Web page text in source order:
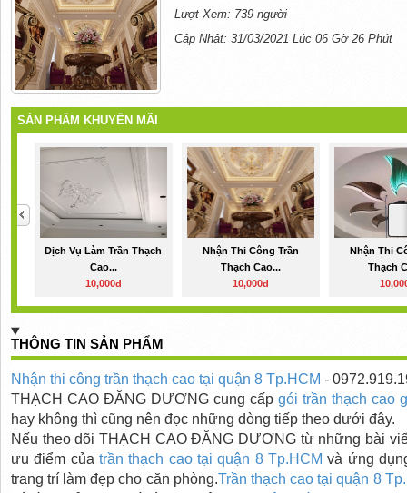
Lượt Xem: 739 người
Cập Nhật: 31/03/2021 Lúc 06 Gờ 26 Phút
SẢN PHẨM KHUYẾN MÃI
Dịch Vụ Làm Trần Thạch
Cao...
10,000đ
Nhận Thi Công Trần
Thạch Cao...
10,000đ
Nhận Thi
Thạch
THÔNG TIN SẢN PHẨM
Nhận thi công trần thạch cao tại quận 8 Tp.HCM -
THẠCH CAO ĐĂNG DƯƠNG cung cấpgói trần thạch cao
hay không thì cũng nên đọc những dòng tiếp theo dưới đây.
Nếu theo dõi THẠCH CAO ĐĂNG DƯƠNG từ những bài
ưu điểm của trần thạch cao tại quận 8 Tp.HCMvà ứng
trang trí làm đẹp cho căn phòng.Trần thạch caotại quận 8